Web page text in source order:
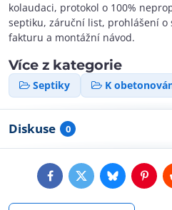
kolaudaci, protokol o 100%
septiku, záruční list, prohlášení
fakturu a montážní návod.
Více z kategorie
Septiky K
Diskuse 0
FacebookTwitterBluesky